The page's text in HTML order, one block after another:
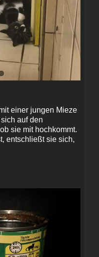
einer jungen Mieze
auf den
sie mit hochkommt.
entschließt sie sich,